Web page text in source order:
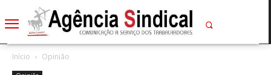
Início Opinião